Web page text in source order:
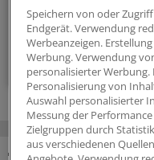
alle 2
Zum
Speichern von oder
Endgerät. Verwendung
Werbeanzeigen.
Werbung. Verwendung
personalisierter
Personalisierung von
Auswahl personalisierter
Messung der
Zielgruppen durch
aus verschiedenen